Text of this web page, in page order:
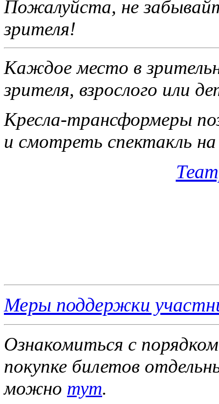
Пожалуйста, не
зрителя!
Каждое место в
зрителя, взрос­лого или
Кресла-трансформеры
и смотреть спектакль на
Меры поддержки
Ознакомиться с
покупке билетов
можно тут.